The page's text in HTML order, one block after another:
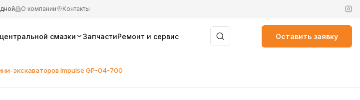
О компании Контакты
смазки ЗапчастиРемонт и сервис Оставить заявку
экскаваторов Impulse GP-04-700